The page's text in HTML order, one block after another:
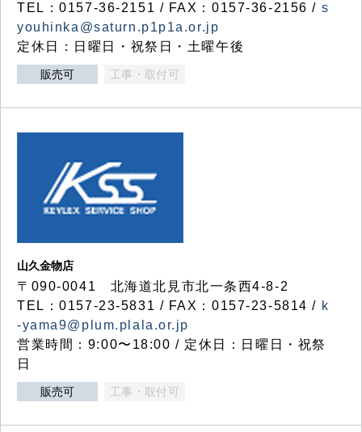
TEL：0157-36-2151 / FAX：0157-36-2156 / s
youhinka@saturn.p1p1a.or.jp
定休日：日曜日・祝祭日・土曜午後
販売可 工事・取付可
山久金物店
〒090-0041 北海道北見市北一条西4-8-2
TEL：0157-23-5831 / FAX：0157-23-5814 / k
-yama9@plum.plala.or.jp
営業時間：9:00〜18:00 / 定休日：日曜日・祝祭
日
販売可 工事・取付可